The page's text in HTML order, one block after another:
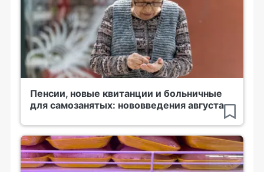
Пенсии, новые квитанции и больничные
для самозанятых: нововведения августа